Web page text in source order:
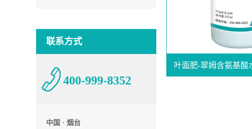
联系方式
400-999-8352
中国 · 烟台
叶面肥-翠姆含氨基酸